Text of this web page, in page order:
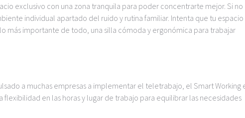
exclusivo con una zona tranquila para poder concentrarte mejor. Si no
individual apartado del ruido y rutina familiar. Intenta que tu espacio
más importante de todo, una silla cómoda y ergonómica para trabajar
a muchas empresas a implementar el teletrabajo, el Smart Working
en las horas y lugar de trabajo para equilibrar las necesidades